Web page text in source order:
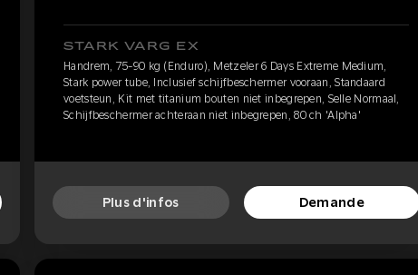
STARK VARG EX
Handrem, 75-90 kg (Enduro), Metzeler 6 Days Extreme Medium,
Stark power tube, Inclusief schijfbeschermer vooraan, Standaard
voetsteun, Kit met titanium bouten niet inbegrepen, Selle Normaal,
Schijfbeschermer achteraan niet inbegrepen, 80 ch 'Alpha'
Plus d'infos Demande